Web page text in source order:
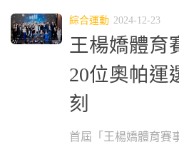
綜合運動 2024-12-23
王楊嬌體育
20位奧帕運
刻
首屆「王楊嬌體育賽